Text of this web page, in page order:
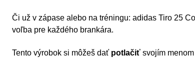
Či už v zápase alebo na tréningu: adidas Tiro 25
voľba pre každého brankára.
Tento výrobok si môžeš dať potlačiť svojím